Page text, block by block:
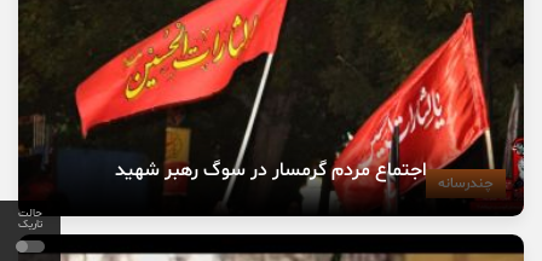
حالت
تاریک
چندرسانه اجتماع مردم گرمسار در سوگ رهبر شهید